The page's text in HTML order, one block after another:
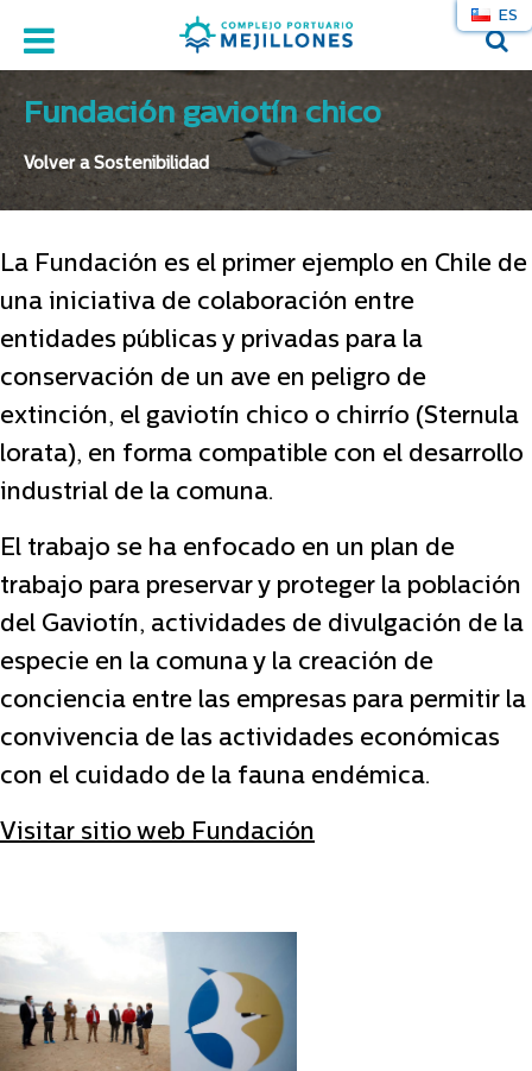
ES
Fundación gaviotín chico
Volver a Sostenibilidad
La Fundación es el primer ejemplo en Chile de
una iniciativa de colaboración entre
entidades públicas y privadas para la
conservación de un ave en peligro de
extinción, el gaviotín chico o chirrío (Sternula
lorata), en forma compatible con el desarrollo
industrial de la comuna.
El trabajo se ha enfocado en un plan de
trabajo para preservar y proteger la población
del Gaviotín, actividades de divulgación de la
especie en la comuna y la creación de
conciencia entre las empresas para permitir la
convivencia de las actividades económicas
con el cuidado de la fauna endémica.
Visitar sitio web Fundación